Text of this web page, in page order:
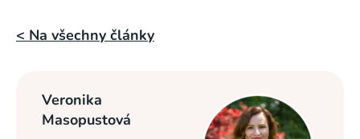
< Na všechny články
Veronika
Masopustová